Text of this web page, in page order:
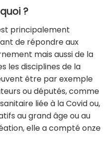
?
principalement
de répondre aux
mais aussi de la
les disciplines de la
être par exemple
ou députés, comme
liée à la Covid ou,
au grand âge ou au
elle a compté onze